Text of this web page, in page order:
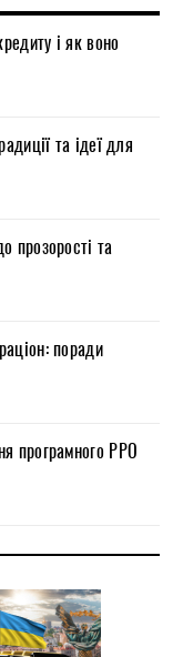
і як воно
та ідеї для
прозорості та
поради
програмного РРО